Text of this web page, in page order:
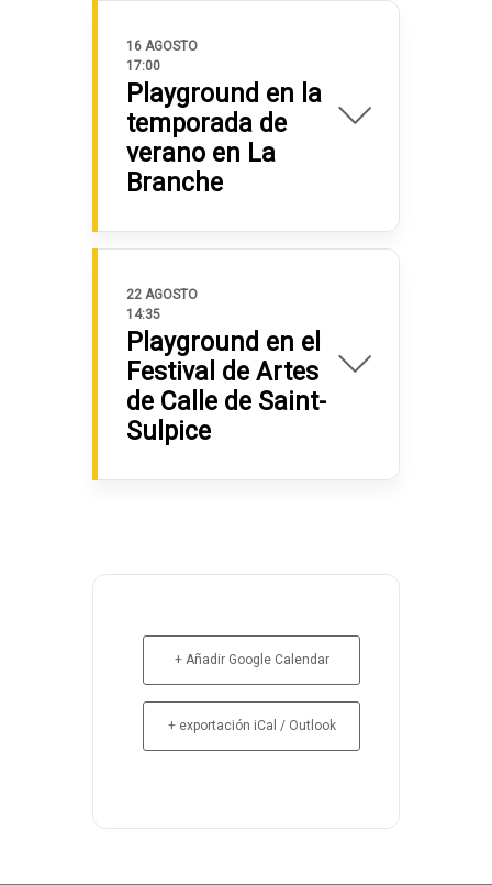
16 AGOSTO
17:00
Playground en la
temporada de
verano en La
Branche
22 AGOSTO
14:35
Playground en el
Festival de Artes
de Calle de Saint-
Sulpice
+ Añadir Google Calendar
+ exportación iCal / Outlook